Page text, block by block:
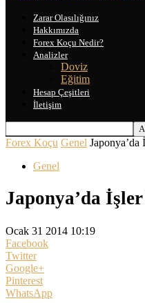
Zarar Olasılığınız
Hakkımızda
Forex Koçu Nedir?
Analizler
Doviz
Eğitim
Hesap Çeşitleri
İletişim
Forex Koçu Genel
Genel
Japonya’da
Ocak 31 2014 10:19
Facebook
Twitter
Google+
Pinterest
WhatsApp